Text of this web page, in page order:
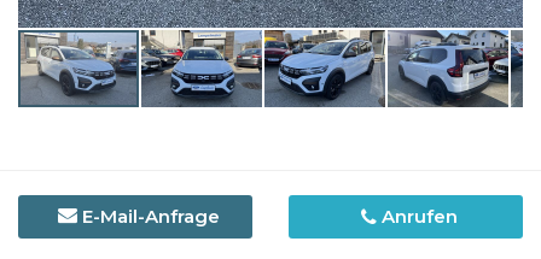
E-Mail-Anfrage Anrufen